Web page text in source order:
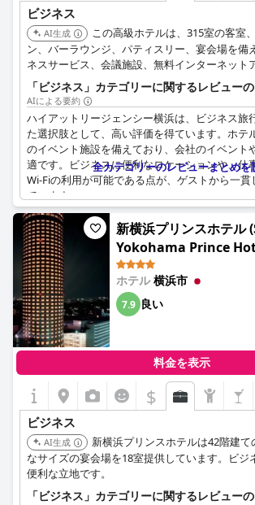
ビジネス
AI生成
この高級ホテルは、315室の客室
ン、バーラウンジ、パティスリー、宴会場を備
ネスサービス、会議施設、無料インターネット
備も提供しています。
「ビジネス」カテゴリーに関するレビュー
AIによる要約
ハイアットリージェンシー横浜は、ビジネス旅
た選択肢として、高い評価を得ています。ホテ
のイベント施設を備えており、会社のイベント
適です。ビジネスに便利なロケーションや、仕
Wi-Fiの利用が可能である点が、ゲストから一
ています。
ホテルのビジネスセンターについては、改善の
意見もあります。しかしながら、ビジネス旅行
サービスは賞賛されており、多くの人がスタッ
サービスを指摘しています。ホテルのアメニテ
ットの施設に期待される高い水準に沿っており
の体験を保証します。
チェックインの手続きはもっとスムーズになる
う意見もありましたが、ホテルは可能な限り柔
時間に対応しています。ハウスキーピングサー
ると頻繁に評されており、清潔で快適な環境を
います。
要するに、ハイアットリージェンシー横浜は、
的なロケーション、そして行き届いたサービス
とで、ビジネス旅行者のニーズに応える高いパ
揮しています。ただし、ビジネスセンターなど
全カテゴリーのレビューまとめを
新横浜プリンスホテル
Yokohama Prince
ホテル横浜市
7.9 良い
料金を表示
$
ビジネス
AI生成
新横浜プリンスホテルは42階建て
なサイズの宴会場を18室提供しています。ビジ
便利な立地です。
「ビジネス」カテゴリーに関するレビュー